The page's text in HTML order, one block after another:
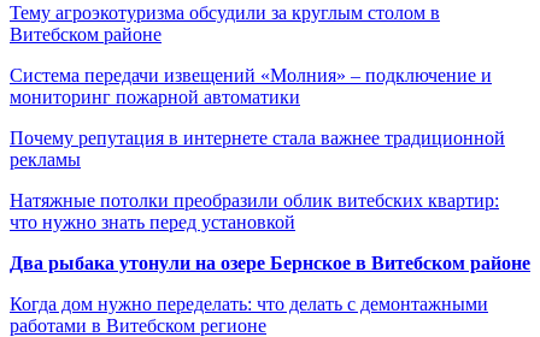
Тему агроэкотуризма обсудили за круглым столом в
Витебском районе
Система передачи извещений «Молния» – подключение и
мониторинг пожарной автоматики
Почему репутация в интернете стала важнее традиционной
рекламы
Натяжные потолки преобразили облик витебских квартир:
что нужно знать перед установкой
Два рыбака утонули на озере Бернское в Витебском районе
Когда дом нужно переделать: что делать с демонтажными
работами в Витебском регионе